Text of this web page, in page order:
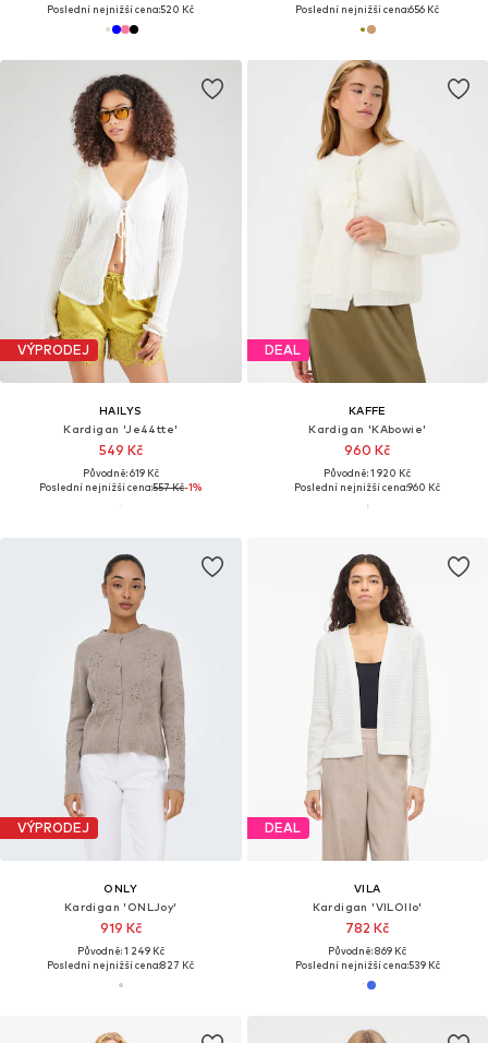
Poslední nejnižší cena:520 Kč
Poslední nejnižší cena:656 Kč
VÝPRODEJ
HAILYS
Kardigan 'Je44tte'
549 Kč
Původně: 619 Kč
Poslední nejnižší cena:557 Kč-1%
DEAL
KAFFE
Kardigan 'KAbowie'
960 Kč
Původně: 1 920 Kč
Poslední nejnižší cena:960 Kč
VÝPRODEJ
ONLY
Kardigan 'ONLJoy'
919 Kč
Původně: 1 249 Kč
Poslední nejnižší cena:827 Kč
DEAL
VILA
Kardigan 'VILOllo'
782 Kč
Původně: 869 Kč
Poslední nejnižší cena:539 Kč